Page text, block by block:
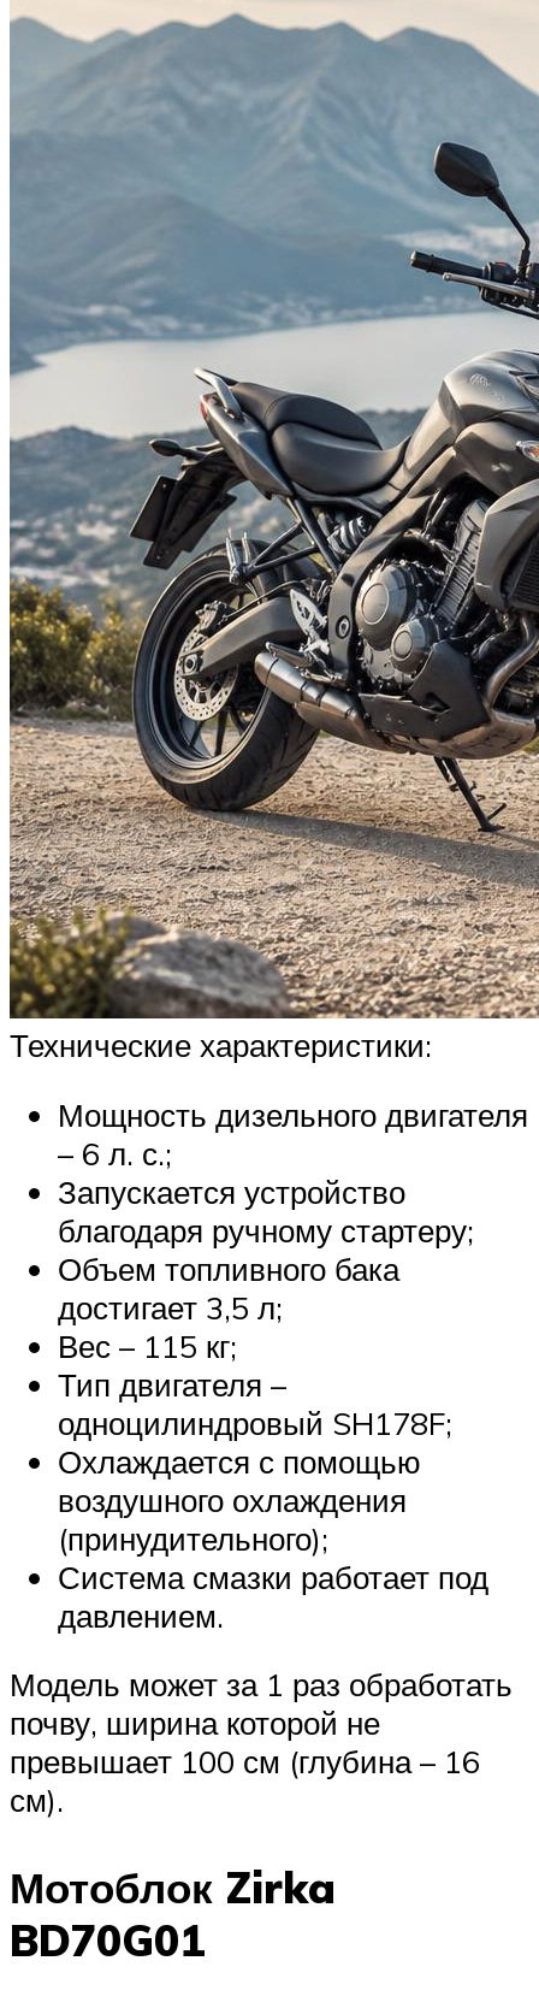
Технические характеристики:
Мощность дизельного двигателя
– 6 л. с.;
Запускается устройство
благодаря ручному стартеру;
Объем топливного бака
достигает 3,5 л;
Вес – 115 кг;
Тип двигателя –
одноцилиндровый SH178F;
Охлаждается с помощью
воздушного охлаждения
(принудительного);
Система смазки работает под
давлением.
Модель может за 1 раз обработать
почву, ширина которой не
превышает 100 см (глубина – 16
см).
Мотоблок Zirka
BD70G01